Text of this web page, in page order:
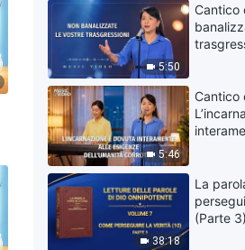
5:50
Cantico
5:46
Cantico
38:18
La
(Parte 3)